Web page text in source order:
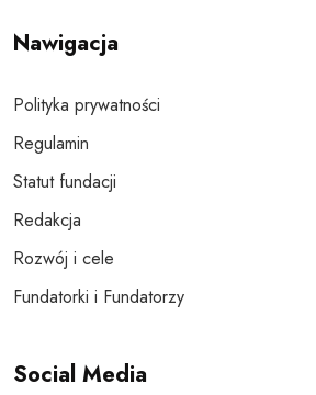
Nawigacja
Polityka prywatności
Regulamin
Statut fundacji
Redakcja
Rozwój i cele
Fundatorki i Fundatorzy
Social Media